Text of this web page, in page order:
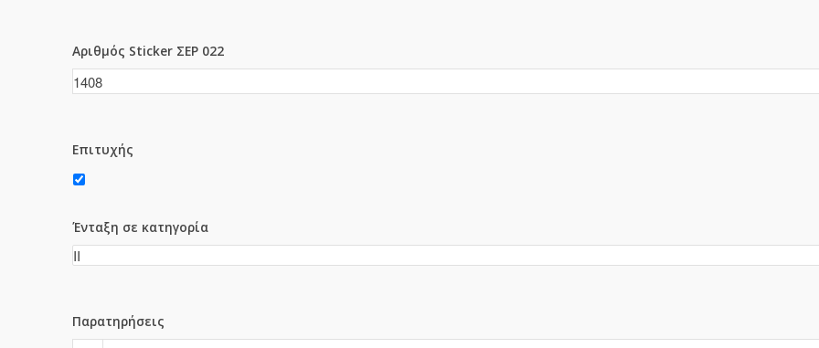
Αριθμός Sticker ΣΕΡ 022
Επιτυχής
Ένταξη σε κατηγορία
Παρατηρήσεις